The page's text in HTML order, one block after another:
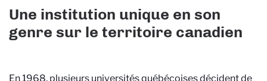
Une institution unique en son
genre sur le territoire canadien
En 1968, plusieurs universités québécoises décident de